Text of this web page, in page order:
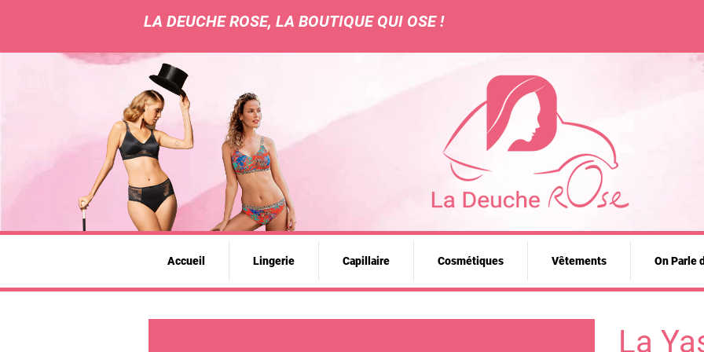
LA DEUCHE ROSE, LA BOUTIQUE QUI OSE !
Accueil Lingerie Capillaire Cosmétiques Vêtements On Parle
La